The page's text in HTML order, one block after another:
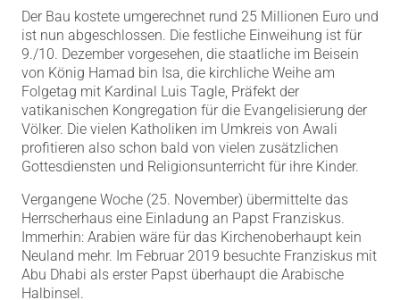
Der Bau kostete umgerechnet rund 25 Millionen Euro und
ist nun abgeschlossen. Die festliche Einweihung ist für
9./10. Dezember vorgesehen, die staatliche im Beisein
von König Hamad bin Isa, die kirchliche Weihe am
Folgetag mit Kardinal Luis Tagle, Präfekt der
vatikanischen Kongregation für die Evangelisierung der
Völker. Die vielen Katholiken im Umkreis von Awali
profitieren also schon bald von vielen zusätzlichen
Gottesdiensten und Religionsunterricht für ihre Kinder.
Vergangene Woche (25. November) übermittelte das
Herrscherhaus eine Einladung an Papst Franziskus.
Immerhin: Arabien wäre für das Kirchenoberhaupt kein
Neuland mehr. Im Februar 2019 besuchte Franziskus mit
Abu Dhabi als erster Papst überhaupt die Arabische
Halbinsel.